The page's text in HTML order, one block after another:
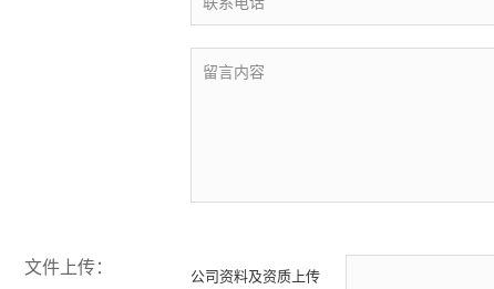
文件上传： 公司资料及资质上传